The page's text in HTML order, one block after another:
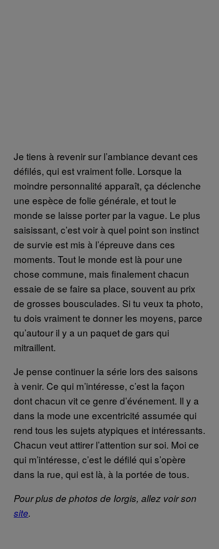
Je tiens à revenir sur l’ambiance devant ces
défilés, qui est vraiment folle. Lorsque la
moindre personnalité apparaît, ça déclenche
une espèce de folie générale, et tout le
monde se laisse porter par la vague. Le plus
saisissant, c’est voir à quel point son instinct
de survie est mis à l’épreuve dans ces
moments. Tout le monde est là pour une
chose commune, mais finalement chacun
essaie de se faire sa place, souvent au prix
de grosses bousculades. Si tu veux ta photo,
tu dois vraiment te donner les moyens, parce
qu’autour il y a un paquet de gars qui
mitraillent.
Je pense continuer la série lors des saisons
à venir. Ce qui m’intéresse, c’est la façon
dont chacun vit ce genre d’événement. Il y a
dans la mode une excentricité assumée qui
rend tous les sujets atypiques et intéressants.
Chacun veut attirer l’attention sur soi. Moi ce
qui m’intéresse, c’est le défilé qui s’opère
dans la rue, qui est là, à la portée de tous.
Pour plus de photos de Iorgis, allez voir son
site.